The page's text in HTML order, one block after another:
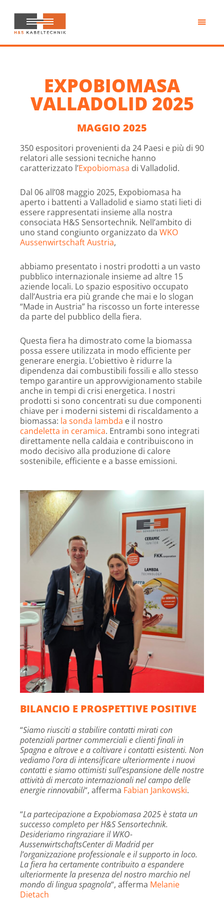
contenuto
principale
H&S
Kabeltechnik
EXPOBIOMASA
VALLADOLID 2025
MAGGIO 2025
350 espositori provenienti da 24 Paesi e più di 90
relatori alle sessioni tecniche hanno
caratterizzato l’Expobiomasa di Valladolid.
Dal 06 all’08 maggio 2025, Expobiomasa ha
aperto i battenti a Valladolid e siamo stati lieti di
essere rappresentati insieme alla nostra
consociata H&S Sensortechnik. Nell’ambito di
uno stand congiunto organizzato da WKO
Aussenwirtschaft Austria,
abbiamo presentato i nostri prodotti a un vasto
pubblico internazionale insieme ad altre 15
aziende locali. Lo spazio espositivo occupato
dall’Austria era più grande che mai e lo slogan
“Made in Austria” ha riscosso un forte interesse
da parte del pubblico della fiera.
Questa fiera ha dimostrato come la biomassa
possa essere utilizzata in modo efficiente per
generare energia. L’obiettivo è ridurre la
dipendenza dai combustibili fossili e allo stesso
tempo garantire un approvvigionamento stabile
anche in tempi di crisi energetica. I nostri
prodotti si sono concentrati su due componenti
chiave per i moderni sistemi di riscaldamento a
biomassa: la sonda lambda e il nostro
candeletta in ceramica. Entrambi sono integrati
direttamente nella caldaia e contribuiscono in
modo decisivo alla produzione di calore
sostenibile, efficiente e a basse emissioni.
BILANCIO E PROSPETTIVE POSITIVE
“Siamo riusciti a stabilire contatti mirati con
potenziali partner commerciali e clienti finali in
Spagna e altrove e a coltivare i contatti esistenti. Non
vediamo l’ora di intensificare ulteriormente i nuovi
contatti e siamo ottimisti sull’espansione delle nostre
attività di mercato internazionali nel campo delle
energie rinnovabili“, afferma Fabian Jankowski.
“La partecipazione a Expobiomasa 2025 è stata un
successo completo per H&S Sensortechnik.
Desideriamo ringraziare il WKO-
AussenwirtschaftsCenter di Madrid per
l’organizzazione professionale e il supporto in loco.
La fiera ha certamente contribuito a espandere
ulteriormente la presenza del nostro marchio nel
mondo di lingua spagnola“, afferma Melanie
Dietach